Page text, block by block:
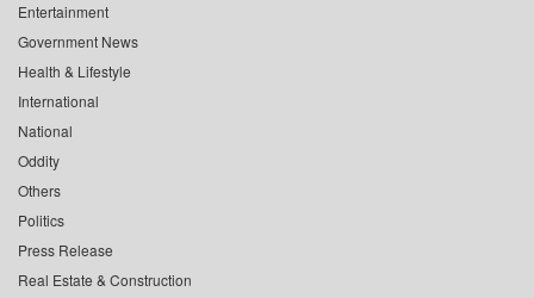
Entertainment
Government News
Health & Lifestyle
International
National
Oddity
Others
Politics
Press Release
Real Estate & Construction